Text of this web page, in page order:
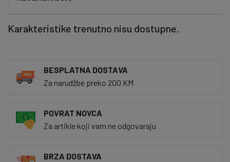
Karakteristike trenutno nisu dostupne.
BESPLATNA DOSTAVA
Za narudžbe preko 200 KM
POVRAT NOVCA
Za artikle koji vam ne odgovaraju
BRZA DOSTAVA